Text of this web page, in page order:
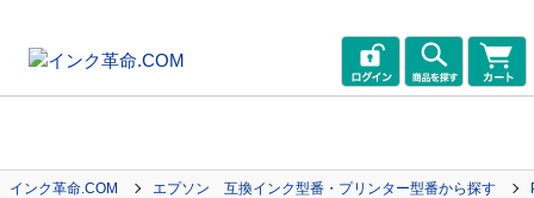
インク革命.COM エプソン 互換インク型番・プリンター型番から探す